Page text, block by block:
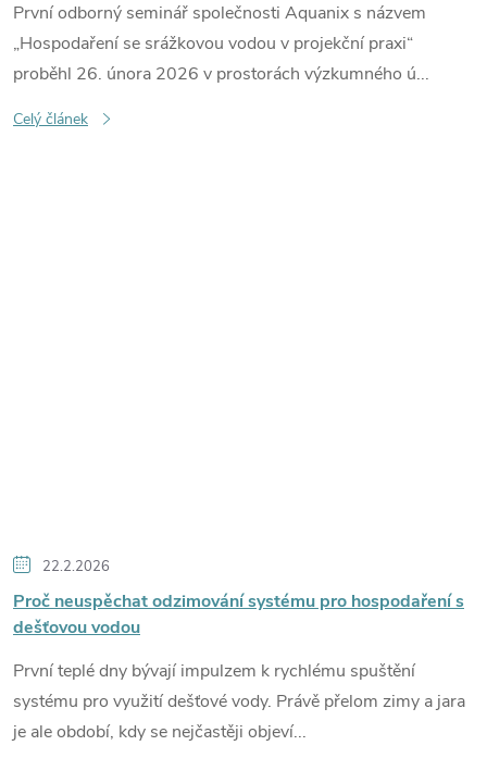
První odborný seminář společnosti Aquanix s názvem
„Hospodaření se srážkovou vodou v projekční praxi“
proběhl 26. února 2026 v prostorách výzkumného ú...
Celý článek
22.2.2026
Proč neuspěchat odzimování systému pro hospodaření s
dešťovou vodou
První teplé dny bývají impulzem k rychlému spuštění
systému pro využití dešťové vody. Právě přelom zimy a jara
je ale období, kdy se nejčastěji objeví...